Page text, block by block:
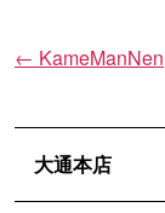
投
ナ
ゲ
← KameManNen
大通本店